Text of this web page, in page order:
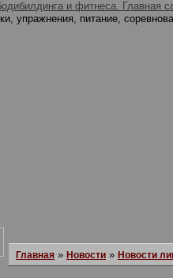
Главная » Новости » Новости